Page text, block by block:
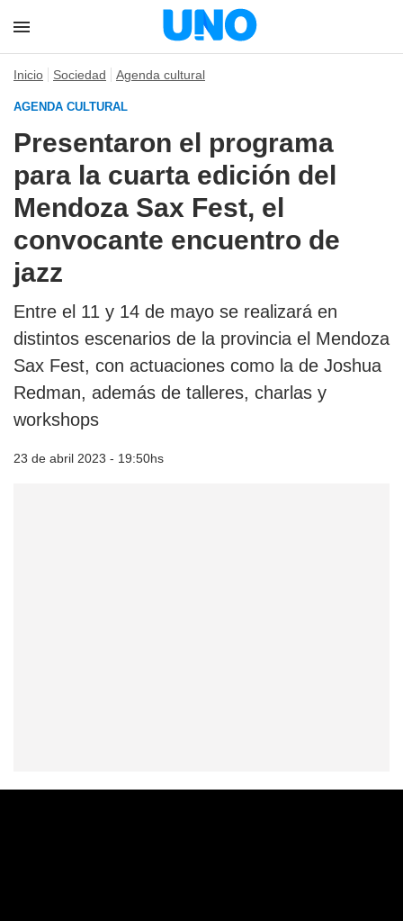
Inicio Sociedad Agenda cultural
AGENDA CULTURAL
Presentaron el programa
para la cuarta edición del
Mendoza Sax Fest, el
convocante encuentro de
jazz
Entre el 11 y 14 de mayo se realizará en
distintos escenarios de la provincia el Mendoza
Sax Fest, con actuaciones como la de Joshua
Redman, además de talleres, charlas y
workshops
23 de abril 2023 - 19:50hs